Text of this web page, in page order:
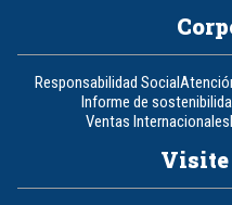
Responsabilidad Social
Informe de
Ventas Internacionales
Visite